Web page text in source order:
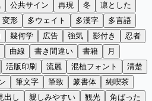
公共サイン 再現 冬
凛とした
変形 多ウェイト 多漢字
多言語
幾何学 広告 強気 影付き
忍者
曲線 書き間違い 書籍
月
活版印刷 流麗 混植フォント
清楚
筆文字 筆致 篆書体
純喫茶
出し 親しみやすい 観光
角ばった